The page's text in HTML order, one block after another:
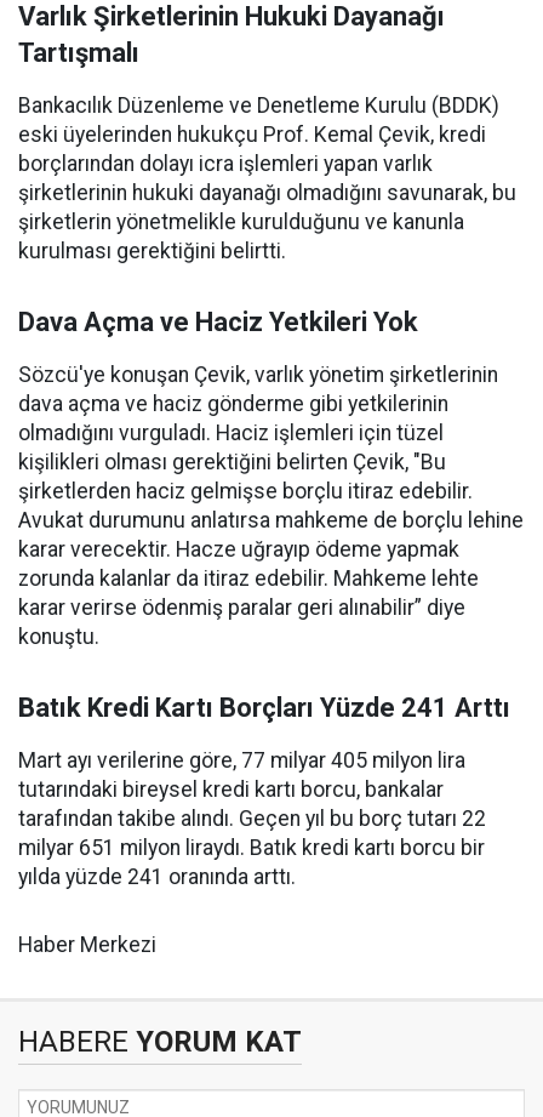
Varlık Şirketlerinin Hukuki Dayanağı
Tartışmalı
Bankacılık Düzenleme ve Denetleme Kurulu (BDDK)
eski üyelerinden hukukçu Prof. Kemal Çevik, kredi
borçlarından dolayı icra işlemleri yapan varlık
şirketlerinin hukuki dayanağı olmadığını savunarak, bu
şirketlerin yönetmelikle kurulduğunu ve kanunla
kurulması gerektiğini belirtti.
Dava Açma ve Haciz Yetkileri Yok
Sözcü'ye konuşan Çevik, varlık yönetim şirketlerinin
dava açma ve haciz gönderme gibi yetkilerinin
olmadığını vurguladı. Haciz işlemleri için tüzel
kişilikleri olması gerektiğini belirten Çevik, "Bu
şirketlerden haciz gelmişse borçlu itiraz edebilir.
Avukat durumunu anlatırsa mahkeme de borçlu lehine
karar verecektir. Hacze uğrayıp ödeme yapmak
zorunda kalanlar da itiraz edebilir. Mahkeme lehte
karar verirse ödenmiş paralar geri alınabilir” diye
konuştu.
Batık Kredi Kartı Borçları Yüzde 241 Arttı
Mart ayı verilerine göre, 77 milyar 405 milyon lira
tutarındaki bireysel kredi kartı borcu, bankalar
tarafından takibe alındı. Geçen yıl bu borç tutarı 22
milyar 651 milyon liraydı. Batık kredi kartı borcu bir
yılda yüzde 241 oranında arttı.
Haber Merkezi
HABERE YORUM KAT